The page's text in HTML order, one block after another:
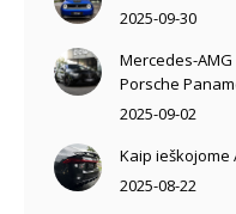
2025-09-30
Mercedes-
Porsche
2025-09-02
Kaip ieškojome
2025-08-22